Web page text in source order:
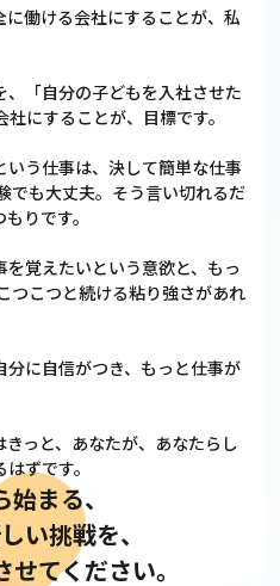
働ける会社にすることが、私
「自分の子どもを入社させた
にすることが、目標です。
う仕事は、決して簡単な仕事
でも大丈夫。そう言い切れるだ
りです。
覚えたいという意欲と、もっ
つこつと続ける粘り強さがあれ
に自信がつき、もっと仕事が
っと、あなたが、あなたらし
ずです。
まる、
い挑戦を、
てください。